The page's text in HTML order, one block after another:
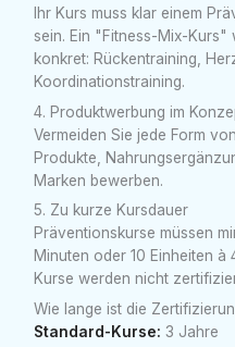
Ihr Kurs muss klar einem
sein. Ein "Fitness-Mix-Kurs"
konkret: Rückentraining,
Koordinationstraining.
4. Produktwerbung im
Vermeiden Sie jede Form
Produkte,
Marken bewerben.
5. Zu kurze Kursdauer
Präventionskurse müssen
Minuten oder 10 Einheiten
Kurse werden nicht
Wie lange ist die
Standard-Kurse: 3 Jahre